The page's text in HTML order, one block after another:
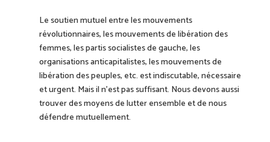
Lesoutien mutuel entre les mouvements
révolutionnaires, les mouvements de libération des
femmes, les partis socialistes de gauche, les
organisations anticapitalistes, les mouvements de
libération des peuples, etc. est indiscutable, nécessaire
et urgent. Maisiln’est pas suffisant. Nous devonsaussi
trouver des moyens de lutter ensemble et de nous
défendre mutuellement.